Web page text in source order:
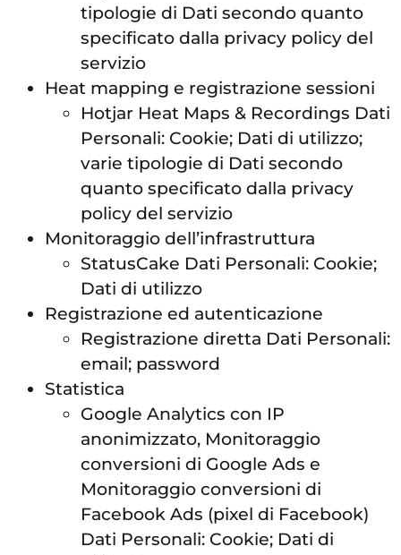
tipologie di Dati secondo quanto
specificato dalla privacy policy del
servizio
Heat mapping e registrazione sessioni
Hotjar Heat Maps & Recordings Dati
Personali: Cookie; Dati di utilizzo;
varie tipologie di Dati secondo
quanto specificato dalla privacy
policy del servizio
Monitoraggio dell’infrastruttura
StatusCake Dati Personali: Cookie;
Dati di utilizzo
Registrazione ed autenticazione
Registrazione diretta Dati Personali:
email; password
Statistica
Google Analytics con IP
anonimizzato, Monitoraggio
conversioni di Google Ads e
Monitoraggio conversioni di
Facebook Ads (pixel di Facebook)
Dati Personali: Cookie; Dati di